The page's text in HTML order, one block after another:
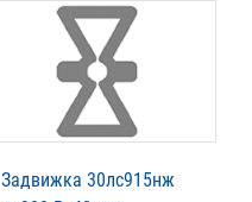
Задвижка 30лс915нж